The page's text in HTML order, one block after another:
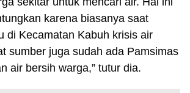
karena biasanya saat
di Kecamatan Kabuh krisis air
sumber juga sudah ada Pamsimas
air bersih warga,” tutur dia.